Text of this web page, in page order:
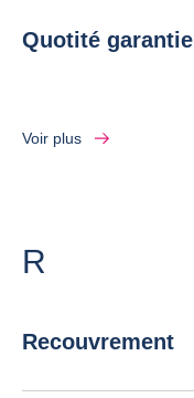
Quotité garantie
Voir plus
Lettre
R
Recouvrement